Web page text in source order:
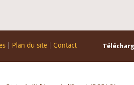
Plan du site Contact